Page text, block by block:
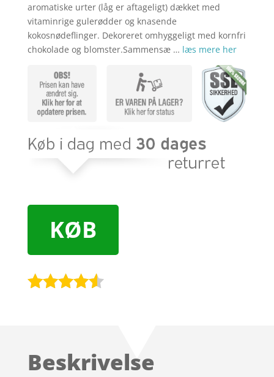
aromatiske urter (låg er aftageligt) dækket med
vitaminrige gulerødder og knasende
kokosnødeflinger. Dekoreret omhyggeligt med kornfri
chokolade og blomster.Sammensæ … læs mere her
KØB
på
Beskrivelse